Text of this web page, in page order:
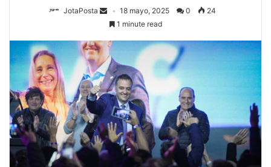
JotaPosta 18 mayo, 2025 0
24
1 minute read